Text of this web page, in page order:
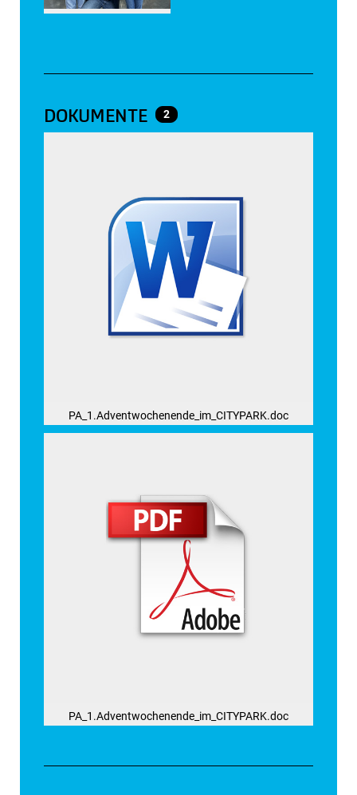
DOKUMENTE 2
PA_1.Adventwochenende_im_CITYPARK.doc
PA_1.Adventwochenende_im_CITYPARK.doc